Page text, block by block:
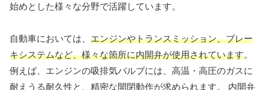
始めとした様々な分野で活躍しています。
自動車においては、 エンジンやトランスミッション、ブレー
キシステムなど、様々な箇所に内開弁が使用されています。
例えば、エンジンの吸排気バルブには、高温・高圧のガスに
耐えうる耐久性と、精密な開閉動作が求められます。 内開弁